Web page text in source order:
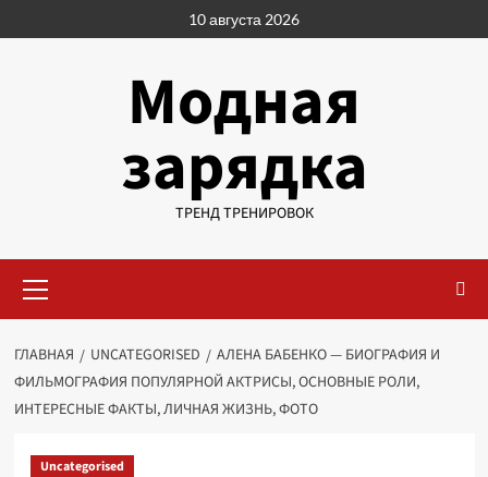
к
10 августа 2026
Модная
зарядка
ТРЕНД ТРЕНИРОВОК
меню
ГЛАВНАЯ UNCATEGORISED
АЛЕНА БАБЕНКО — БИОГРАФИЯ И
ФИЛЬМОГРАФИЯ ПОПУЛЯРНОЙ АКТРИСЫ, ОСНОВНЫЕ РОЛИ,
ИНТЕРЕСНЫЕ ФАКТЫ, ЛИЧНАЯ ЖИЗНЬ, ФОТО
Uncategorised